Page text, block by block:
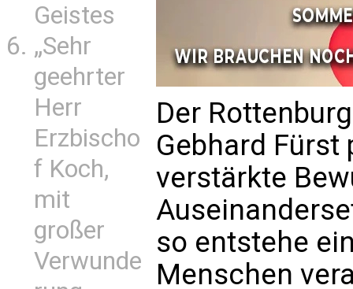
Geistes
„Sehr
geehrter
Herr
Erzbischo
f Koch,
mit
großer
Verwunde
Der
Gebhard
verstärkte
so entstehe
Menschen